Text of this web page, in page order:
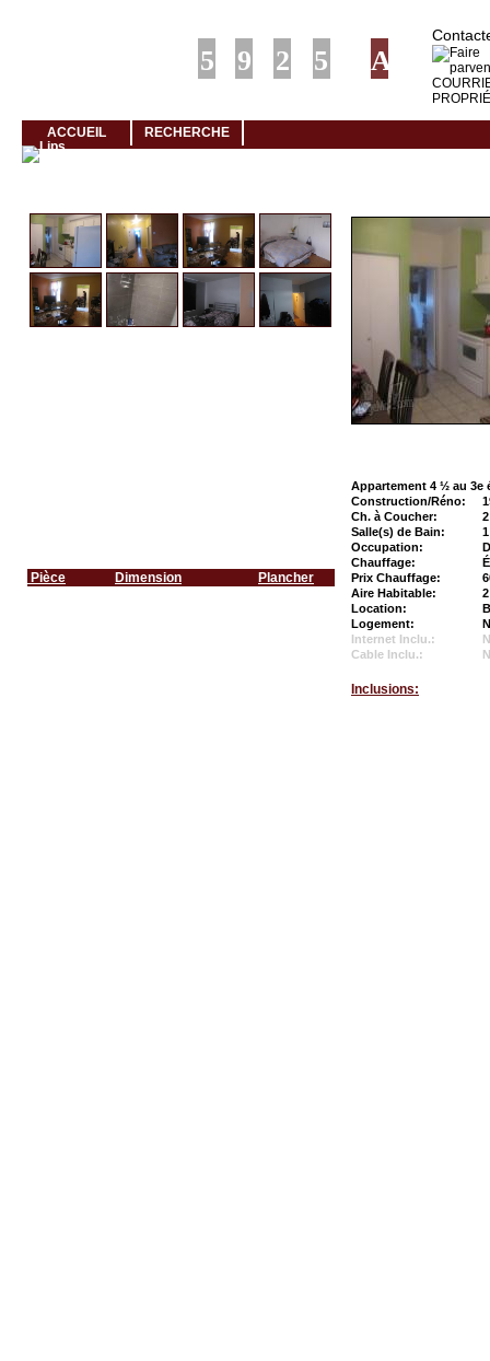
ACCUEIL RECHERCHE
Pièce Dimension Plancher
Appartement 4 ½ au 3e
Construction/Réno:
Ch. à Coucher:
2
Salle(s) de Bain:
1
Occupation:
Chauffage:
Prix Chauffage:
Aire Habitable:
Location:
Logement:
Internet Inclu.:
Cable Inclu.:
Inclusions: